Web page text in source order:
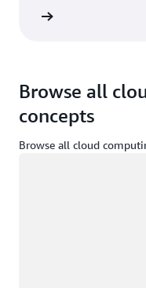
Browse all
concepts
Browse all cloud